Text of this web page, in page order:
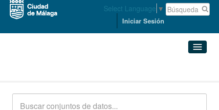
Select Language ▼
Iniciar Sesión